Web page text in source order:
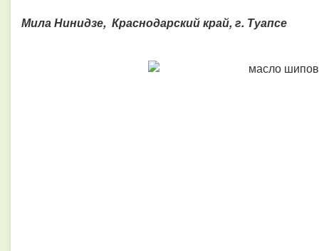
Мила Нинидзе, Краснодарский край, г. Туапсе